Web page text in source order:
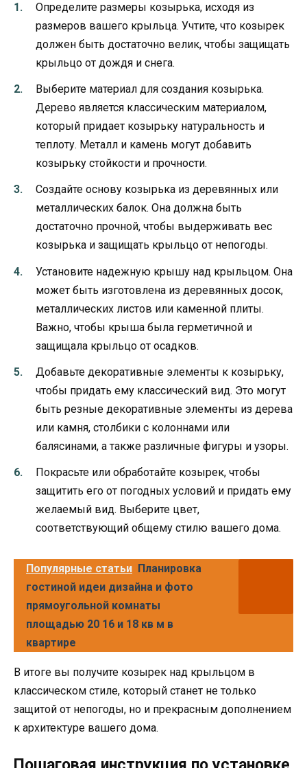
Определите размеры козырька, исходя из
размеров вашего крыльца. Учтите, что козырек
должен быть достаточно велик, чтобы защищать
крыльцо от дождя и снега.
Выберите материал для создания козырька.
Дерево является классическим материалом,
который придает козырьку натуральность и
теплоту. Металл и камень могут добавить
козырьку стойкости и прочности.
Создайте основу козырька из деревянных или
металлических балок. Она должна быть
достаточно прочной, чтобы выдерживать вес
козырька и защищать крыльцо от непогоды.
Установите надежную крышу над крыльцом. Она
может быть изготовлена из деревянных досок,
металлических листов или каменной плиты.
Важно, чтобы крыша была герметичной и
защищала крыльцо от осадков.
Добавьте декоративные элементы к козырьку,
чтобы придать ему классический вид. Это могут
быть резные декоративные элементы из дерева
или камня, столбики с колоннами или
балясинами, а также различные фигуры и узоры.
Покрасьте или обработайте козырек, чтобы
защитить его от погодных условий и придать ему
желаемый вид. Выберите цвет,
соответствующий общему стилю вашего дома.
Популярные статьи Планировка
гостиной идеи дизайна и фото
прямоугольной комнаты
площадью 20 16 и 18 кв м в
квартире
В итоге вы получите козырек над крыльцом в
классическом стиле, который станет не только
защитой от непогоды, но и прекрасным дополнением
к архитектуре вашего дома.